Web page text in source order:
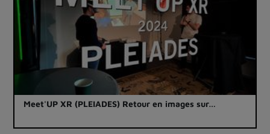
Meet'UP XR (PLEIADES) Retour en images sur…